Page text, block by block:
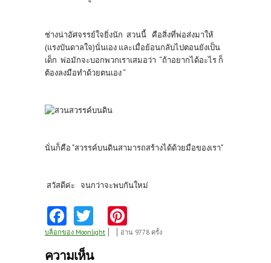
ช่างน่าอัศจรรย์ใจยิ่งนัก สวนนี้ คือสิ่งที่พ่อส่งมาให้
(แรงบันดาลใจ)นั่นเอง และเมื่อย้อนกลับไปตอนยังเป็น
เด็ก พ่อมักจะบอกพวกเราเสมอว่า “ถ้าอยากได้อะไร ก็
ต้องลงมือทำด้วยตนเอง “
นั่นก็คือ "สวรรค์บนดินสามารถสร้างได้ด้วยมือของเรา"
สวัสดีค่ะ จนกว่าจะพบกันใหม่
Fa
ce
b
w
itt
nt
บล็อกของ Moonlight อ่าน 9778 ครั้ง
ความเห็น